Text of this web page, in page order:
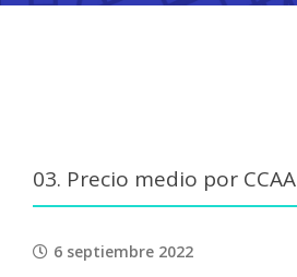
03. Precio medio por CCAA
6 septiembre 2022